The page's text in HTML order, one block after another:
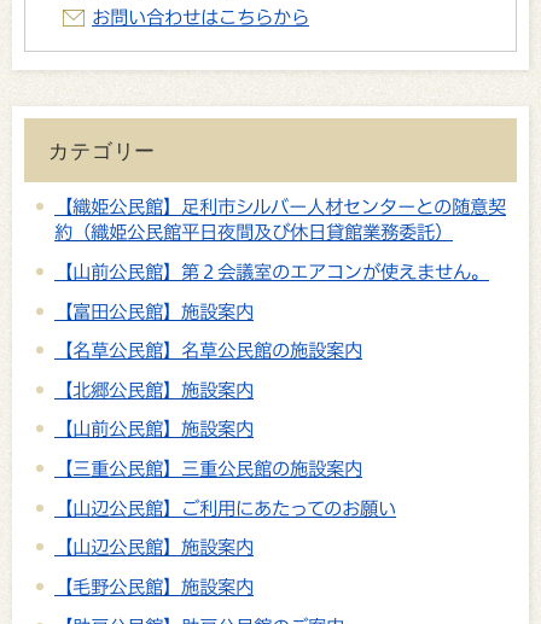
お問い合わせはこちらから
カテゴリー
【織姫公民館】足利市シルバー人材センターとの随意契
約（織姫公民館平日夜間及び休日貸館業務委託）
【山前公民館】第２会議室のエアコンが使えません。
【富田公民館】施設案内
【名草公民館】名草公民館の施設案内
【北郷公民館】施設案内
【山前公民館】施設案内
【三重公民館】三重公民館の施設案内
【山辺公民館】ご利用にあたってのお願い
【山辺公民館】施設案内
【毛野公民館】施設案内